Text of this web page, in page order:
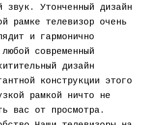
звук. Утонченный дизайн
рамке телевизор очень
и гармонично
современный
дизайн
конструкции этого
рамкой ничто не
вас от просмотра.